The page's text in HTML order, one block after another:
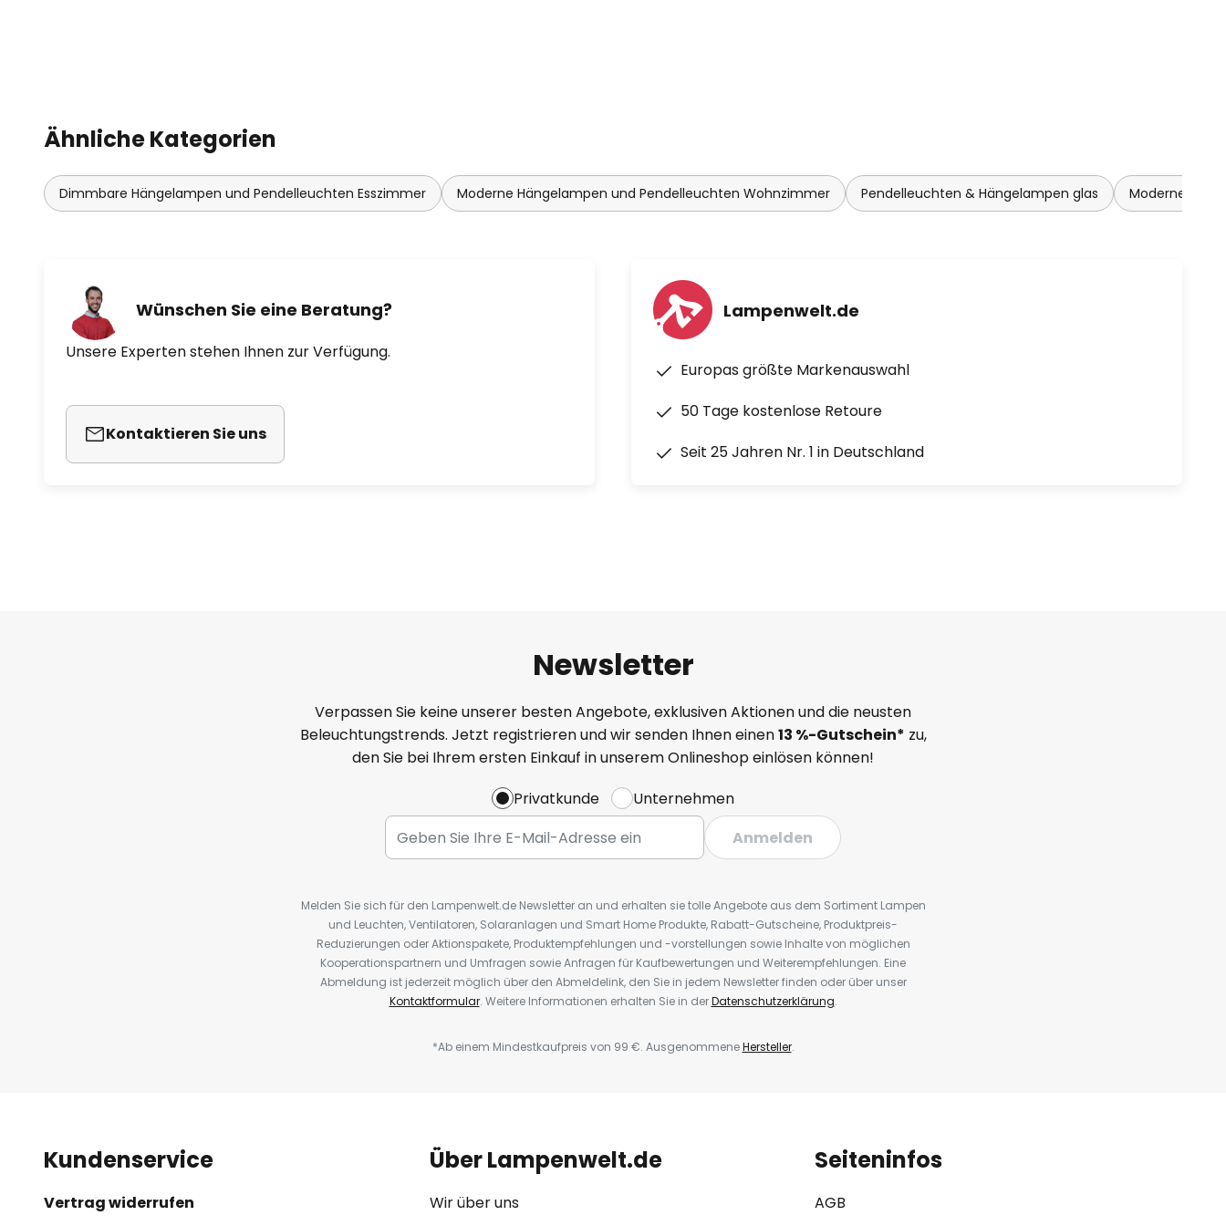
Ähnliche Kategorien
Dimmbare Hängelampen und Pendelleuchten Esszimmer Moderne Hängelampen und Pendelleuchten Wohnzimmer Pendelleuchten & Hängelampen glas Moderne
Wünschen Sie eine Beratung?
Unsere Experten stehen Ihnen zur Verfügung.
Kontaktieren Sie uns
Lampenwelt.de
Europas größte Markenauswahl
50 Tage kostenlose Retoure
Seit 25 Jahren Nr. 1 in Deutschland
Newsletter
Verpassen Sie keine unserer besten Angebote, exklusiven Aktionen und die neusten
Beleuchtungstrends. Jetzt registrieren und wir senden Ihnen einen13 %-Gutschein* zu,
den Sie bei Ihrem ersten Einkauf in unserem Onlineshop einlösen können!
Privatkunde
Unternehmen
Anmelden
Melden Sie sich für den Lampenwelt.de Newsletter an und erhalten sie tolle Angebote aus dem Sortiment Lampen
und Leuchten, Ventilatoren, Solaranlagen und Smart Home Produkte, Rabatt-Gutscheine, Produktpreis-
Reduzierungen oder Aktionspakete, Produktempfehlungen und -vorstellungen sowie Inhalte von möglichen
Kooperationspartnern und Umfragen sowie Anfragen für Kaufbewertungen und Weiterempfehlungen. Eine
Abmeldung ist jederzeit möglich über den Abmeldelink, den Sie in jedem Newsletter finden oder über unser
Kontaktformular. Weitere Informationen erhalten Sie in derDatenschutzerklärung.
*Ab einem Mindestkaufpreis von 99 €. AusgenommeneHersteller.
Kundenservice
Vertrag widerrufen
Über Lampenwelt.de
Wir über uns
Seiteninfos
AGB